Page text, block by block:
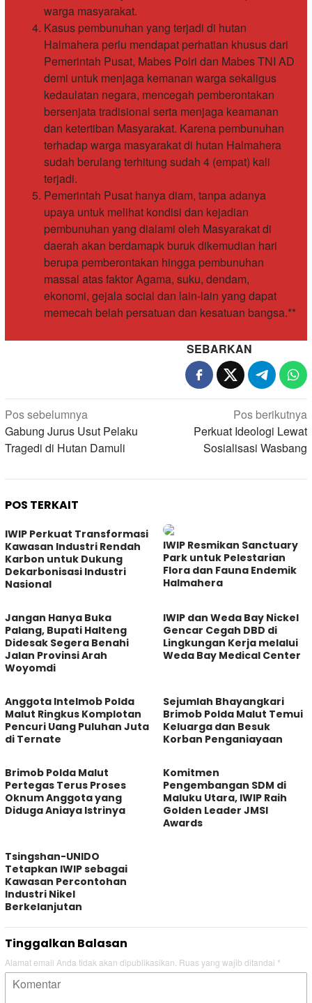
warga masyarakat.
Kasus pembunuhan yang terjadi di hutan
Halmahera perlu mendapat perhatian khusus dari
Pemerintah Pusat, Mabes Polri dan Mabes TNI AD
demi untuk menjaga kemanan warga sekaligus
kedaulatan negara, mencegah pemberontakan
bersenjata tradisional serta menjaga keamanan
dan ketertiban Masyarakat. Karena pembunuhan
terhadap warga masyarakat di hutan Halmahera
sudah berulang terhitung sudah 4 (empat) kali
terjadi.
Pemerintah Pusat hanya diam, tanpa adanya
upaya untuk melihat kondisi dan kejadian
pembunuhan yang dialami oleh Masyarakat di
daerah akan berdamapk buruk dikemudian hari
berupa pemberontakan hingga pembunuhan
massal atas faktor Agama, suku, dendam,
ekonomi, gejala social dan lain-lain yang dapat
memecah belah persatuan dan kesatuan bangsa.**
SEBARKAN
Navigasi
pos
Pos sebelumnya
Gabung Jurus Usut Pelaku
Tragedi di Hutan Damuli
Pos berikutnya
Perkuat Ideologi Lewat
Sosialisasi Wasbang
POS TERKAIT
IWIP Perkuat Transformasi
Kawasan Industri Rendah
Karbon untuk Dukung
Dekarbonisasi Industri
Nasional
IWIP Resmikan Sanctuary
Park untuk Pelestarian
Flora dan Fauna Endemik
Halmahera
Jangan Hanya Buka
Palang, Bupati Halteng
Didesak Segera Benahi
Jalan Provinsi Arah
Woyomdi
IWIP dan Weda Bay Nickel
Gencar Cegah DBD di
Lingkungan Kerja melalui
Weda Bay Medical Center
Anggota Intelmob Polda
Malut Ringkus Komplotan
Pencuri Uang Puluhan Juta
di Ternate
Sejumlah Bhayangkari
Brimob Polda Malut Temui
Keluarga dan Besuk
Korban Penganiayaan
Brimob Polda Malut
Pertegas Terus Proses
Oknum Anggota yang
Diduga Aniaya Istrinya
Komitmen
Pengembangan SDM di
Maluku Utara, IWIP Raih
Golden Leader JMSI
Awards
Tsingshan-UNIDO
Tetapkan IWIP sebagai
Kawasan Percontohan
Industri Nikel
Berkelanjutan
Tinggalkan Balasan
Alamat email Anda tidak akan dipublikasikan. Ruas yang wajib ditandai *